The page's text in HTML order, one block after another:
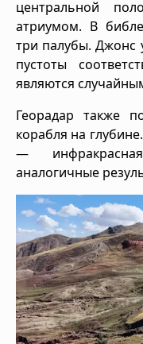
центральной
атриумом. В
три палубы. Джонс
пустоты
являются
Георадар также
корабля на
—
аналогичные